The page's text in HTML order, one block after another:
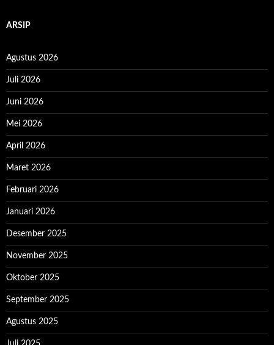
ARSIP
Agustus 2026
Juli 2026
Juni 2026
Mei 2026
April 2026
Maret 2026
Februari 2026
Januari 2026
Desember 2025
November 2025
Oktober 2025
September 2025
Agustus 2025